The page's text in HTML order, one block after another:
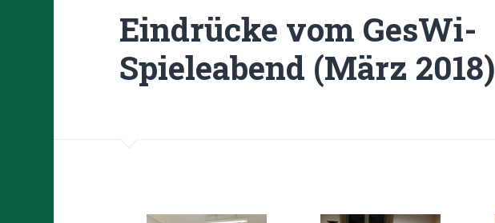
Eindrücke vom GesWi-
Spieleabend (März 2018)